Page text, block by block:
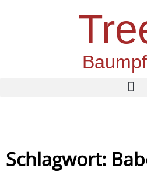
Schlagwort: